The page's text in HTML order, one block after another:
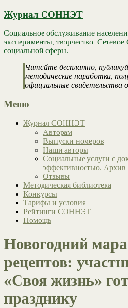
Журнал СОННЭТ
Социальное обслуживание
эксперименты, творчество.
социальной сферы.
Читайте бесплатно,
методические наработки,
официальные свидетельства
Меню
Журнал СОННЭТ
Авторам
Выпуски номеров
Наши авторы
Социальные услуги с
эффективностью. Архив
Отзывы
Методическая библиотека
Конкурсы
Тарифы и условия
Рейтинги СОННЭТ
Помощь
Новогодний
рецептов:
«Своя жизнь»
празднику